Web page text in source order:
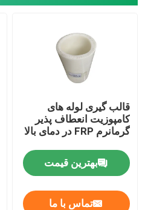
قالب گیری لوله های
کامپوزیت انعطاف پذیر
گرمانرم FRP در دمای بالا
بهترین قیمت
تماس با ما